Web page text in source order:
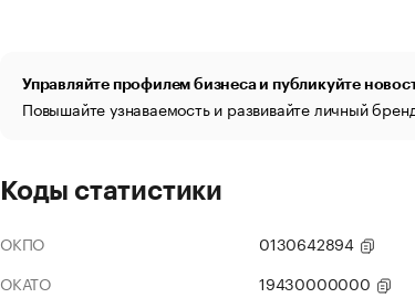
Управляйте профилем бизнеса и публикуйте
Повышайте узнаваемость и развивайте личный
Коды статистики
ОКПО
0130642894
ОКАТО
19430000000